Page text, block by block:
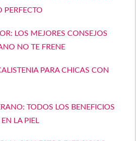
PERFECTO
LOS MEJORES CONSEJOS
NO TE FRENE
PARA CHICAS CON
TODOS LOS BENEFICIOS
LA PIEL